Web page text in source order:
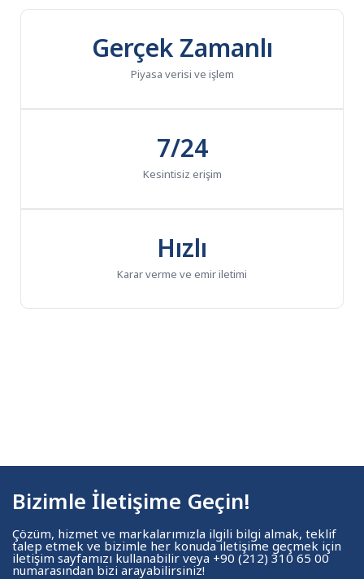
Gerçek Zamanlı
Piyasa verisi ve işlem
7/24
Kesintisiz erişim
Hızlı
Karar verme ve emir iletimi
Bizimle İletişime Geçin!
Çözüm, hizmet ve markalarımızla ilgili bilgi almak, teklif
talep etmek ve bizimle her konuda iletişime geçmek için
iletişim sayfamızı kullanabilir veya +90 (212) 310 65 00
numarasından bizi arayabilirsiniz!